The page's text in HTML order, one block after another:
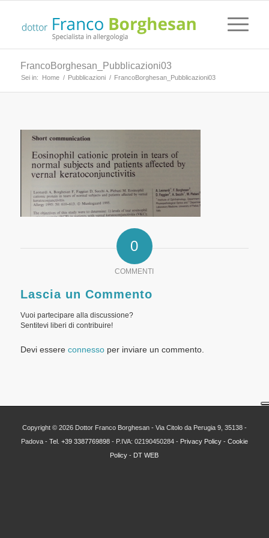
FrancoBorghesan_Pubblicazioni03
Sei in: Home / Pubblicazioni / FrancoBorghesan_Pubblicazioni03
0
COMMENTI
Lascia un Commento
Vuoi partecipare alla discussione?
Sentitevi liberi di contribuire!
Devi essere connessoper inviare un commento.
Copyright © 2026 Dottor Franco Borghesan - Via Citolo da Perugia 9, 35138 -
Padova - Tel. +39 3387769898- P.IVA: 02190450284 - Privacy Policy- Cookie
Policy - DT WEB